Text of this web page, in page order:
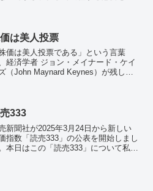
週の日経平均最終値は...
は美人投票
株価は美人投票である」という言葉
経済学者 ジョン・メイナード・ケイ
（John Maynard Keynes）が残した
た...
333
新聞社が2025年3月24日から新しい
指数「読売333」の公表を開始しまし
本日はこの「読売333」について私見